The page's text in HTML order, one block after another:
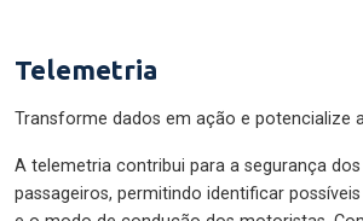
Telemetria
Transforme dados em ação e potencialize
A telemetria contribui para a segurança
passageiros, permitindo identificar